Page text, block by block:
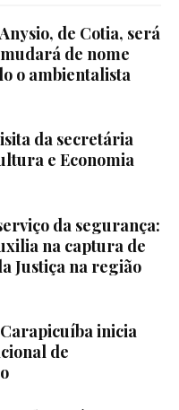
de Cotia, será
de nome
o ambientalista
da secretária
e Economia
da segurança:
na captura de
Justiça na região
inicia
de